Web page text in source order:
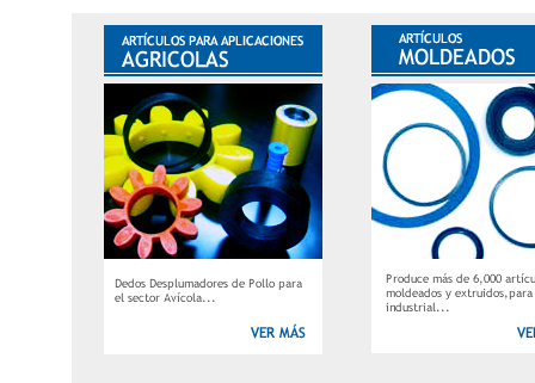
clientela a nivel mundial.
¡Regístrese ahora!